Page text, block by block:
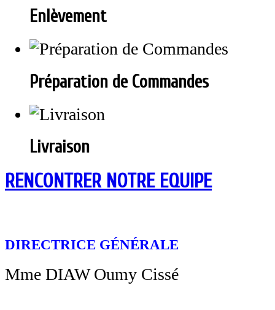
Enlèvement
Préparation de Commandes
Livraison
RENCONTRER NOTRE EQUIPE
DIRECTRICE GÉNÉRALE
Mme DIAW Oumy Cissé